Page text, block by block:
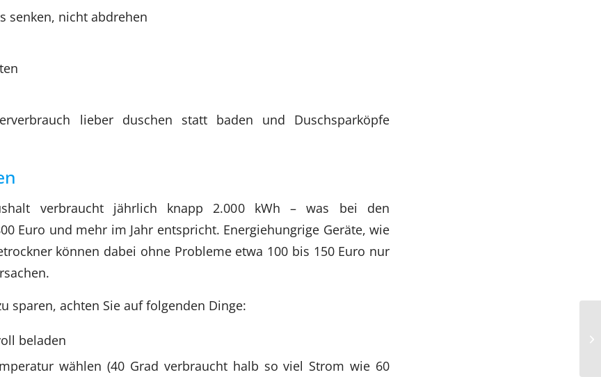
senken, nicht abdrehen
lieber duschen statt baden und Duschsparköpfe
verbraucht jährlich knapp 2.000 kWh – was bei den
Euro und mehr im Jahr entspricht. Energiehungrige Geräte, wie
können dabei ohne Probleme etwa 100 bis 150 Euro nur
sparen, achten Sie auf folgenden Dinge:
beladen
wählen (40 Grad verbraucht halb so viel Strom wie 60